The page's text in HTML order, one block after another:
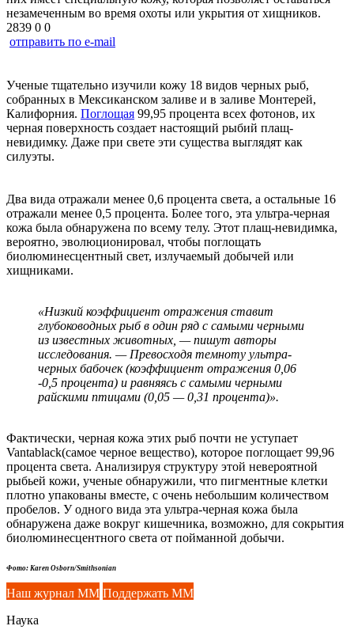
незамеченным во время охоты или укрытия от хищников.
2839 0 0
отправить по e-mail
Ученые тщательно изучили кожу 18 видов черных рыб,
собранных в Мексиканском заливе и в заливе Монтерей,
Калифорния. Поглощая 99,95 процента всех фотонов, их
черная поверхность создает настоящий рыбий плащ-
невидимку. Даже при свете эти существа выглядят как
силуэты.
Два вида отражали менее 0,6 процента света, а остальные 16
отражали менее 0,5 процента. Более того, эта ультра-черная
кожа была обнаружена по всему телу. Этот плащ-невидимка,
вероятно, эволюционировал, чтобы поглощать
биолюминесцентный свет, излучаемый добычей или
хищниками.
«Низкий коэффициент отражения ставит
глубоководных рыб в один ряд с самыми черными
из известных животных, — пишут авторы
исследования. — Превосходя темноту ультра-
черных бабочек (коэффициент отражения 0,06
-0,5 процента) и равняясь с самыми черными
райскими птицами (0,05 — 0,31 процента)».
Фактически, черная кожа этих рыб почти не уступает
Vantablack(самое черное вещество), которое поглощает 99,96
процента света. Анализируя структуру этой невероятной
рыбьей кожи, ученые обнаружили, что пигментные клетки
плотно упакованы вместе, с очень небольшим количеством
пробелов. У одного вида эта ультра-черная кожа была
обнаружена даже вокруг кишечника, возможно, для сокрытия
биолюминесцентного света от пойманной добычи.
Фото: Karen Osborn/Smithsonian
Наш журнал ММ Поддержать ММ
Наука